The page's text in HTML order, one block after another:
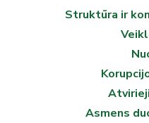
Struktūra ir
Asmens